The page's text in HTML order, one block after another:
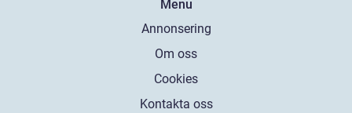
Menu
Annonsering
Om oss
Cookies
Kontakta oss